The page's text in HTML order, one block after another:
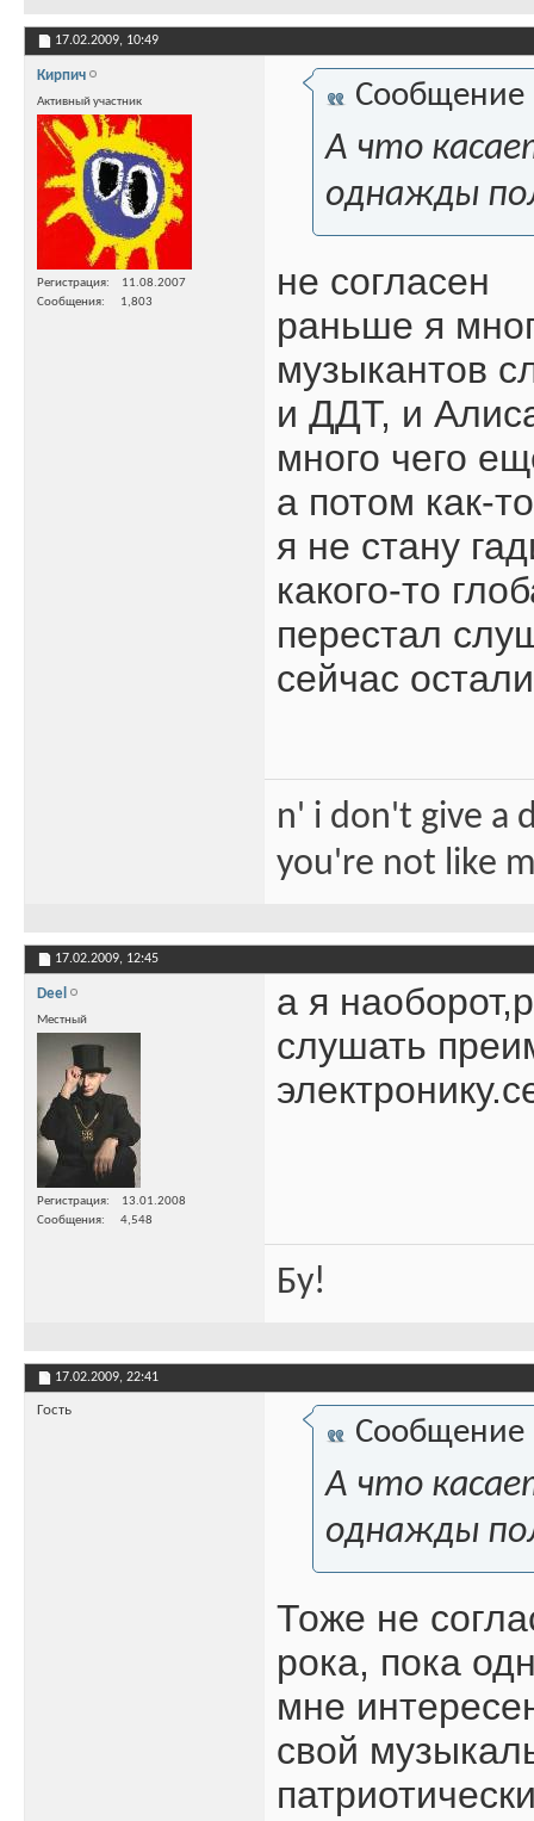
17.02.2009, 10:49
Кирпич
Активный участник
Регистрация
11.08.2007
Сообщения
1,803
Сообщение
А что
однажды
не согласен
раньше я
музыкантов
и ДДТ, и
много чего
а потом как-
я не стану
какого-то
перестал
сейчас
n' i don't give a
you're not like
17.02.2009, 12:45
Deel
Местный
Регистрация
13.01.2008
Сообщения
4,548
а я
слушать
Бу!
17.02.2009, 22:41
Гость
Сообщение
А что
однажды
Тоже не
рока, пока
мне
свой